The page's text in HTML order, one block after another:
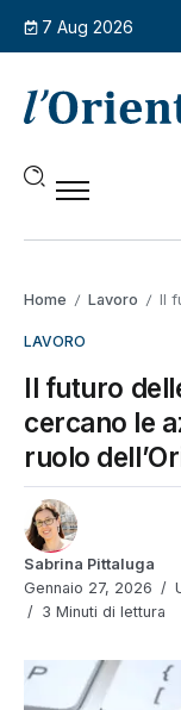
7 Aug 2026
Home / Lavoro / Il
LAVORO
Il futuro
cercano le
ruolo
Sabrina Pittaluga
Gennaio 27, 2026
3 Minuti di lettura